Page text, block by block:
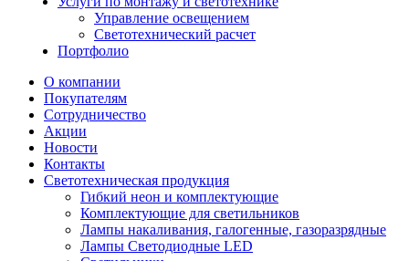
Управление освещением
Светотехнический расчет
Портфолио
О компании
Покупателям
Сотрудничество
Акции
Новости
Контакты
Светотехническая продукция
Гибкий неон и комплектующие
Комплектующие для светильников
Лампы накаливания, галогенные, газоразрядные
Лампы Светодиодные LED